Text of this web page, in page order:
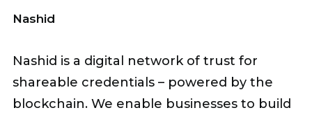
Nashid
Nashid is a digital network of trust for
shareable credentials – powered by the
blockchain. We enable businesses to build